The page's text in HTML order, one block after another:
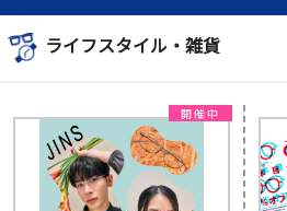
ライフスタイル・雑貨